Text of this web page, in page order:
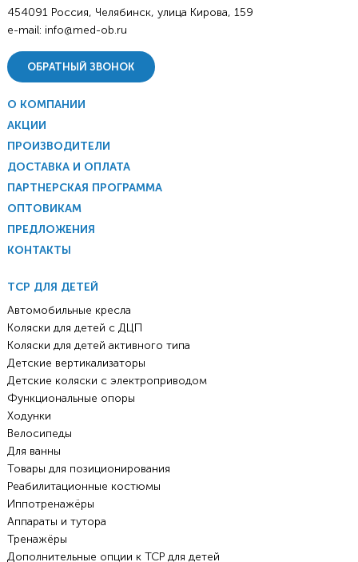
454091 Россия, Челябинск, улица Кирова, 159
e-mail: info@med-ob.ru
ОБРАТНЫЙ ЗВОНОК
О КОМПАНИИ
АКЦИИ
ПРОИЗВОДИТЕЛИ
ДОСТАВКА И ОПЛАТА
ПАРТНЕРСКАЯ ПРОГРАММА
ОПТОВИКАМ
ПРЕДЛОЖЕНИЯ
КОНТАКТЫ
ТСР ДЛЯ ДЕТЕЙ
Автомобильные кресла
Коляски для детей с ДЦП
Коляски для детей активного типа
Детские вертикализаторы
Детские коляски с электроприводом
Функциональные опоры
Ходунки
Велосипеды
Для ванны
Товары для позиционирования
Реабилитационные костюмы
Иппотренажёры
Аппараты и тутора
Тренажёры
Дополнительные опции к ТСР для детей